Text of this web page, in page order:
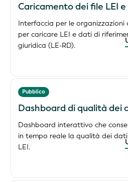
Caricamento dei file LEI e
Interfaccia per le organizzazioni
per caricare LEI e dati di
giuridica (LE-RD).
Pubblico
Dashboard di qualità dei
Dashboard interattivo che
in tempo reale la qualità dei
LEI.